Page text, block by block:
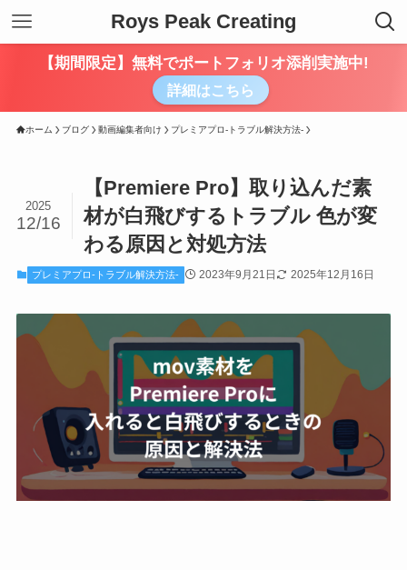
Roys Peak Creating
【期間限定】無料でポートフォリオ添削実施中!
詳細はこちら
ホーム ブログ 動画編集者向け プレミアプロ-トラブル解決方法-
【Premiere Pro】取り込んだ素
材が白飛びするトラブル 色が変
わる原因と対処方法
2025
12/16
プレミアプロ-トラブル解決方法- 2023年9月21日 2025年12月16日